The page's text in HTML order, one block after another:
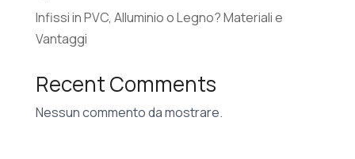
Infissi in PVC, Alluminio o Legno? Materiali e
Vantaggi
Recent Comments
Nessun commento da mostrare.